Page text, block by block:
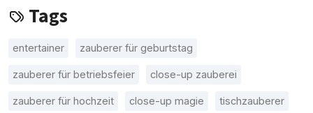
Tags
entertainer zauberer für geburtstag
zauberer für betriebsfeier close-up zauberei
zauberer für hochzeit close-up magie tischzauberer